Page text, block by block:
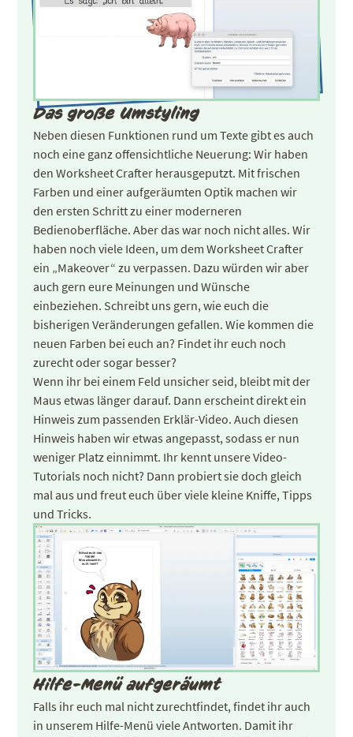
Das große Umstyling
Neben diesen Funktionen rund um Texte gibt es auch
noch eine ganz offensichtliche Neuerung: Wir haben
den Worksheet Crafter herausgeputzt. Mit frischen
Farben und einer aufgeräumten Optik machen wir
den ersten Schritt zu einer moderneren
Bedienoberfläche. Aber das war noch nicht alles. Wir
haben noch viele Ideen, um dem Worksheet Crafter
ein „Makeover“ zu verpassen. Dazu würden wir aber
auch gern eure Meinungen und Wünsche
einbeziehen. Schreibt uns gern, wie euch die
bisherigen Veränderungen gefallen. Wie kommen die
neuen Farben bei euch an? Findet ihr euch noch
zurecht oder sogar besser?
Wenn ihr bei einem Feld unsicher seid, bleibt mit der
Maus etwas länger darauf. Dann erscheint direkt ein
Hinweis zum passenden Erklär-Video. Auch diesen
Hinweis haben wir etwas angepasst, sodass er nun
weniger Platz einnimmt. Ihr kennt unsere Video-
Tutorials noch nicht? Dann probiert sie doch gleich
mal aus und freut euch über viele kleine Kniffe, Tipps
und Tricks.
Hilfe-Menü aufgeräumt
Falls ihr euch mal nicht zurechtfindet, findet ihr auch
in unserem Hilfe-Menü viele Antworten. Damit ihr